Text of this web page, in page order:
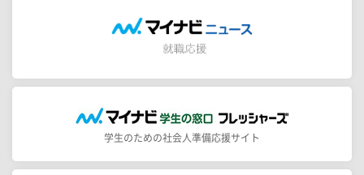
学生のための社会人準備応援サイト